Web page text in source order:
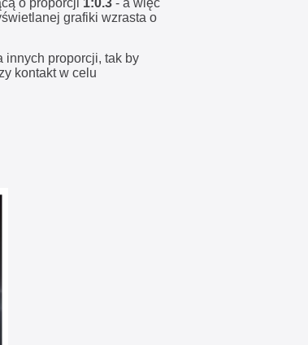
o proporcji 1:0.3 - a więc
grafiki wzrasta o
innych proporcji, tak by
kontakt w celu